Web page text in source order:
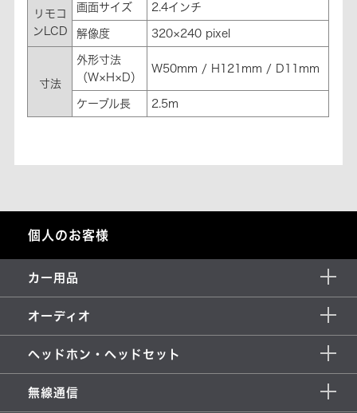
リモコ
ンLCD
画面サイズ 2.4インチ
解像度 320×240 pixel
寸法
外形寸法
（W×H×D）
W50mm / H121mm / D11mm
ケーブル長 2.5m
個人のお客様
カー用品
オーディオ
ヘッドホン・ヘッドセット
無線通信